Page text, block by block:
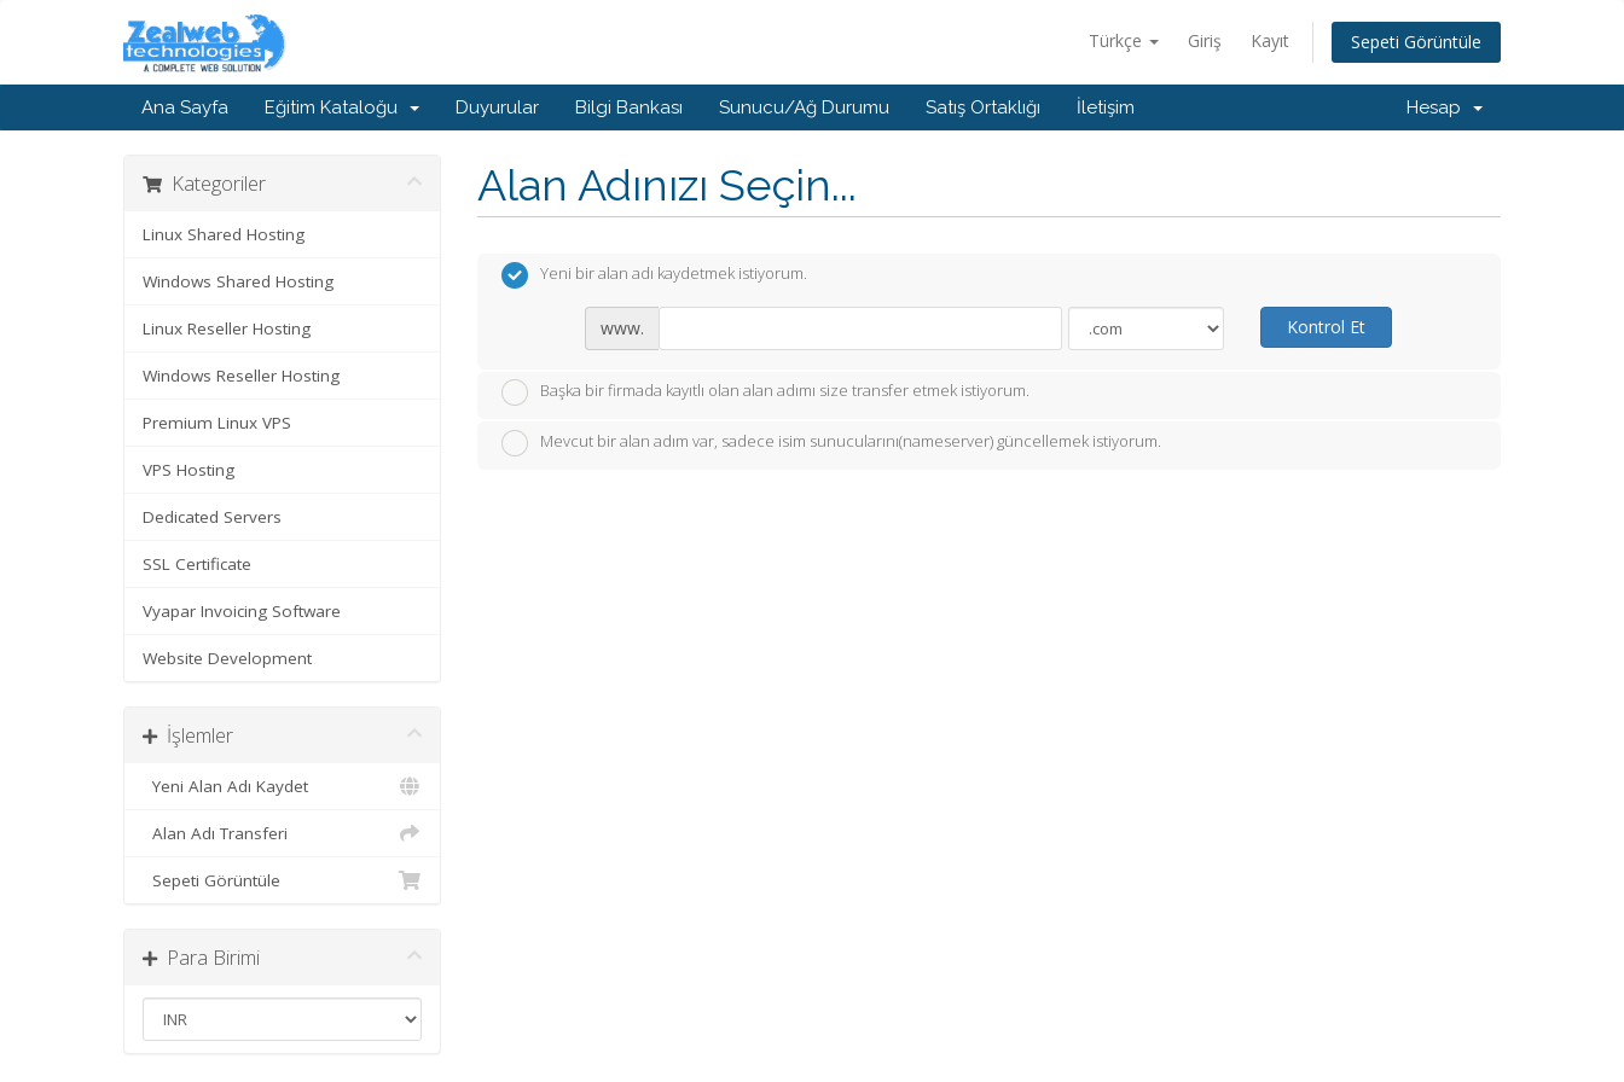
Türkçe Giriş Kayıt Sepeti Görüntüle
Ana Sayfa Eğitim Kataloğu Duyurular Bilgi Bankası Sunucu/Ağ Durumu Satış Ortaklığı İletişim Hesap
Alan Adınızı Seçin...
Kategoriler
Linux Shared Hosting
Windows Shared Hosting
Linux Reseller Hosting
Windows Reseller Hosting
Premium Linux VPS
VPS Hosting
Dedicated Servers
SSL Certificate
Vyapar Invoicing Software
Website Development
İşlemler
Yeni Alan Adı Kaydet
Alan Adı Transferi
Sepeti Görüntüle
Para Birimi
Yeni bir alan adı kaydetmek istiyorum.
www. Kontrol Et
Başka bir firmada kayıtlı olan alan adımı size transfer etmek istiyorum.
Mevcut bir alan adım var, sadece isim sunucularını(nameserver) güncellemek istiyorum.